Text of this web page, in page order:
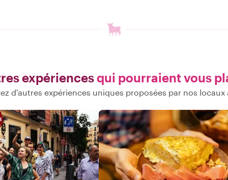
expériencesqui pourraient vous
d'autres expériences uniques proposées par nos locaux